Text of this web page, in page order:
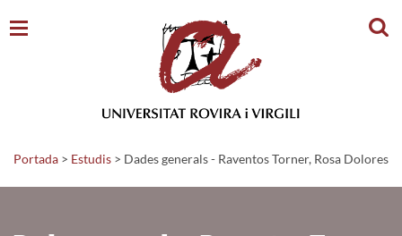
Portada > Estudis > Dades generals - Raventos Torner, Rosa Dolores